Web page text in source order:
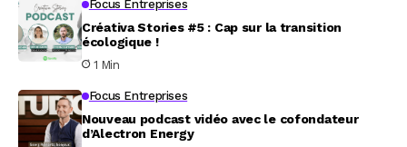
Focus Entreprises
Créativa Stories #5 : Cap sur la transition
écologique !
1 Min
Focus Entreprises
Nouveau podcast vidéo avec le cofondateur
d’Alectron Energy